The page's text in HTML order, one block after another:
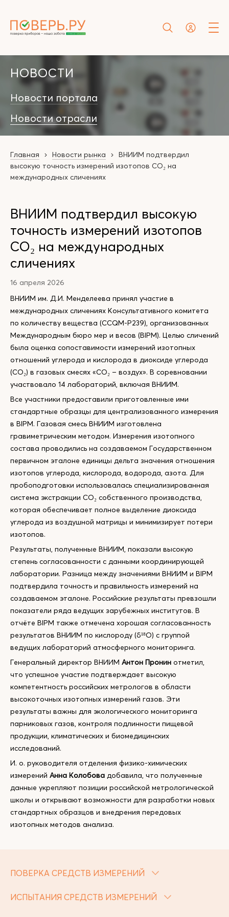
НОВОСТИ
Новости портала
Новости отрасли
Главная Новости рынка
ВНИИМ подтвердил
высокую точность измерений изотопов CO₂ на
международных сличениях
ВНИИМ подтвердил высокую
точность измерений изотопов
CO₂ на международных
сличениях
16 апреля 2026
ВНИИМ им. Д.И. Менделеева принял участие в
международных сличениях Консультативного комитета
по количеству вещества (CCQM-P239), организованных
Международным бюро мер и весов (BIPM). Целью сличений
была оценка сопоставимости измерений изотопных
отношений углерода и кислорода в диоксиде углерода
(CO₂) в газовых смесях «CO₂ – воздух». В соревновании
участвовало 14 лабораторий, включая ВНИИМ.
Все участники предоставили приготовленные ими
стандартные образцы для централизованного измерения
в BIPM. Газовая смесь ВНИИМ изготовлена
гравиметрическим методом. Измерения изотопного
состава проводились на создаваемом Государственном
первичном эталоне единицы дельта значения отношения
изотопов углерода, кислорода, водорода, азота. Для
пробоподготовки использовалась специализированная
система экстракции CO₂ собственного производства,
которая обеспечивает полное выделение диоксида
углерода из воздушной матрицы и минимизирует потери
изотопов.
Результаты, полученные ВНИИМ, показали высокую
степень согласованности с данными координирующей
лаборатории. Разница между значениями ВНИИМ и BIPM
подтвердила точность и правильность измерений на
создаваемом эталоне. Российские результаты превзошли
показатели ряда ведущих зарубежных институтов. В
отчёте BIPM также отмечена хорошая согласованность
результатов ВНИИМ по кислороду (δ¹⁸O) с группой
ведущих лабораторий атмосферного мониторинга.
Генеральный директор ВНИИМ Антон Пронин отметил,
что успешное участие подтверждает высокую
компетентность российских метрологов в области
высокоточных изотопных измерений газов. Эти
результаты важны для экологического мониторинга
парниковых газов, контроля подлинности пищевой
продукции, климатических и биомедицинских
исследований.
И. о. руководителя отделения физико-химических
измерений Анна Колобова добавила, что полученные
данные укрепляют позиции российской метрологической
школы и открывают возможности для разработки новых
стандартных образцов и внедрения передовых
изотопных методов анализа.
ПОВЕРКА СРЕДСТВ ИЗМЕРЕНИЙ
ИСПЫТАНИЯ СРЕДСТВ ИЗМЕРЕНИЙ